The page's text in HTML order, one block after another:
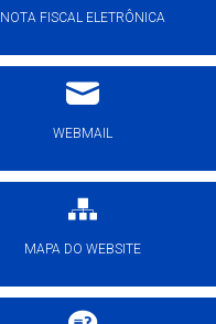
NOTA FISCAL ELETRÔNICA
WEBMAIL
MAPA DO WEBSITE